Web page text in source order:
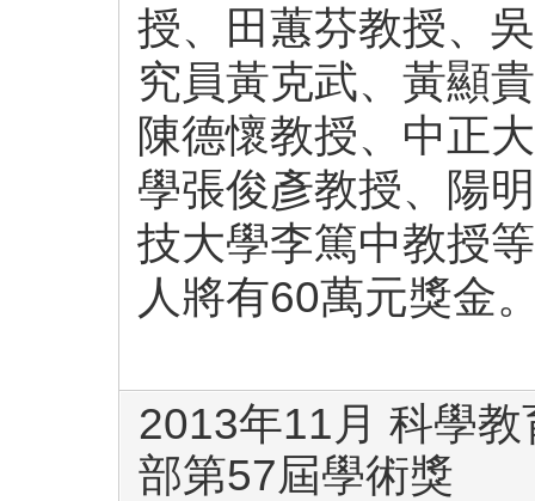
授、田蕙芬教授、
究員黃克武、黃顯
陳德懷教授、中正
學張俊彥教授、陽
技大學李篤中教授
人將有60萬元獎金
2013年11月 科學
部第57屆學術獎